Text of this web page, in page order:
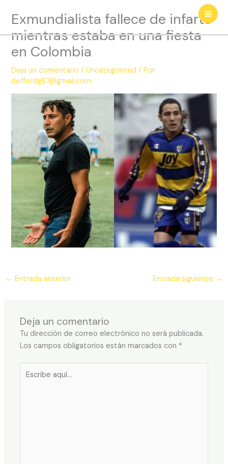
contenido
Exmundialista fallece de infarto
mientras estaba en una fiesta
en Colombia
Deja un comentario /Uncategorized / Por
deffordg87@gmail.com
← Entrada anterior Entrada siguiente →
Deja un comentario
Tu dirección de correo electrónico no será publicada.
Los campos obligatorios están marcados con *